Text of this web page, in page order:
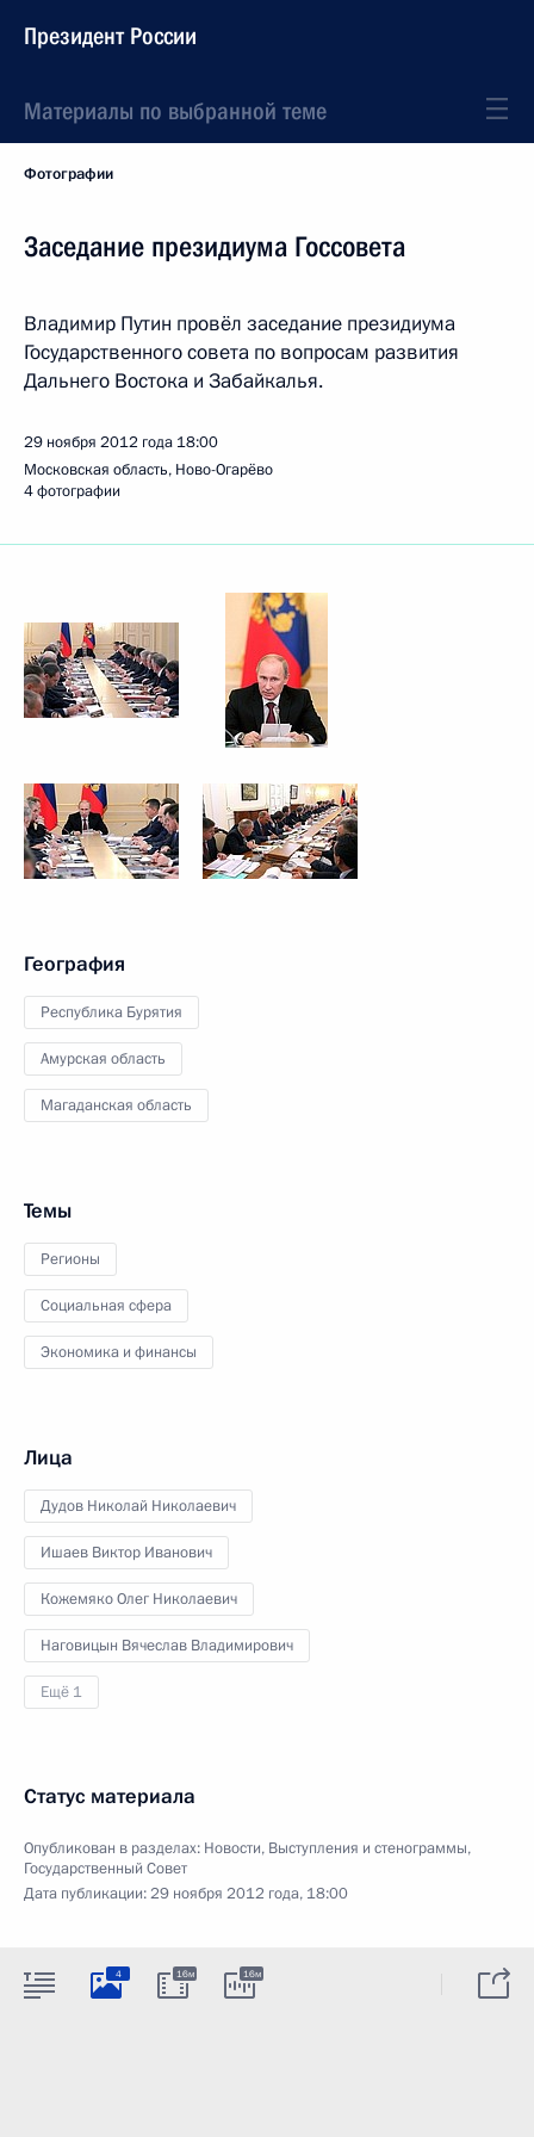
Президент России
Материалы по выбранной теме
Фотографии
Заседание президиума Госсовета
Владимир Путин провёл заседание президиума
Государственного совета по вопросам развития
Дальнего Востока и Забайкалья.
29 ноября 2012 года 18:00
Московская область, Ново-Огарёво
4 фотографии
География
Республика Бурятия
Амурская область
Магаданская область
Темы
Регионы
Социальная сфера
Экономика и финансы
Лица
Дудов Николай Николаевич
Ишаев Виктор Иванович
Кожемяко Олег Николаевич
Наговицын Вячеслав Владимирович
Ещё 1
Статус материала
Опубликован в разделах: Новости, Выступления и стенограммы,
Государственный Совет
Дата публикации:29 ноября 2012 года, 18:00
4 16м 16м